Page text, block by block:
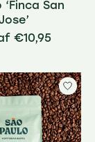
‘Finca San
€10,95